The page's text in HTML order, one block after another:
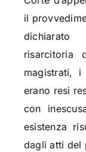
il
risarcitoria
magistrati,
erano resi
con
esistenza
dagli atti del